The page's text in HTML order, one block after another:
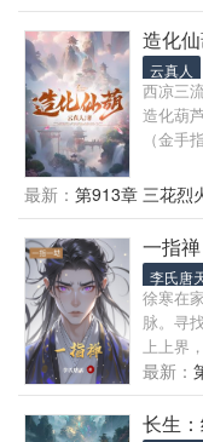
造化
云真人
西凉三
造化葫
（金手
作药园
主角慢
取四更。
最新： 第913章 三花烈
一指禅
李氏唐
徐寒在
脉。寻
上上界
伴共同
指灭仙
最新：
长生